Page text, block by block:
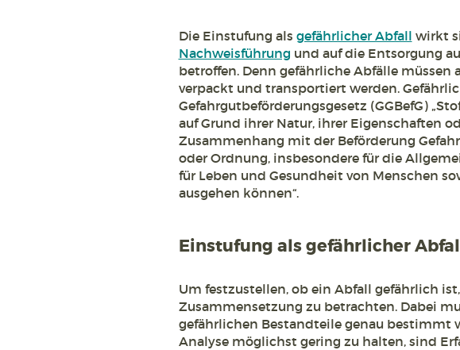
Die Einstufung als gefährlicher Abfall wirkt
Nachweisführung und auf die Entsorgung
betroffen. Denn gefährliche Abfälle müssen
verpackt und transportiert werden.
Gefahrgutbeförderungsgesetz (GGBefG)
auf Grund ihrer Natur, ihrer Eigenschaften
Zusammenhang mit der Beförderung
oder Ordnung, insbesondere für die
für Leben und Gesundheit von Menschen
ausgehen können“.
Einstufung als gefährlicher
Um festzustellen, ob ein Abfall gefährlich
Zusammensetzung zu betrachten. Dabei
gefährlichen Bestandteile genau bestimmt
Analyse möglichst gering zu halten, sind